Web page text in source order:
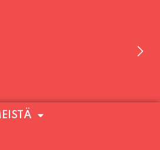
(PE-